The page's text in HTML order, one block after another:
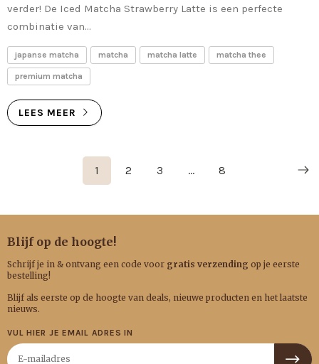
verder! De Iced Matcha Strawberry Latte is een perfecte
combinatie van...
japanse matcha matcha matcha latte matcha thee
premium matcha
LEES MEER
1 2 3 … 8
Blijf op de hoogte!
Schrijf je in & ontvang een code voor gratis verzending op je eerste
bestelling!
Blijf als eerste op de hoogte van deals, nieuwe producten en het laatste
nieuws.
VUL HIER JE EMAIL ADRES IN